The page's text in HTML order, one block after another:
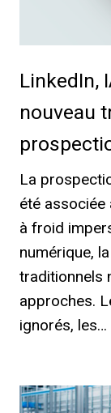
LinkedIn,
nouveau
La
été
à froid
numérique,
traditionnels
approches.
ignorés, les…